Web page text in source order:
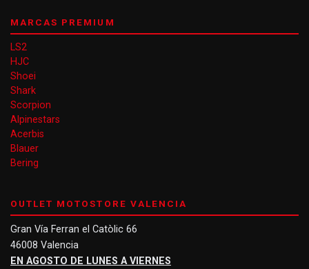
MARCAS PREMIUM
LS2
HJC
Shoei
Shark
Scorpion
Alpinestars
Acerbis
Blauer
Bering
OUTLET MOTOSTORE VALENCIA
Gran Vía Ferran el Catòlic 66
46008 Valencia
EN AGOSTO DE LUNES A VIERNES